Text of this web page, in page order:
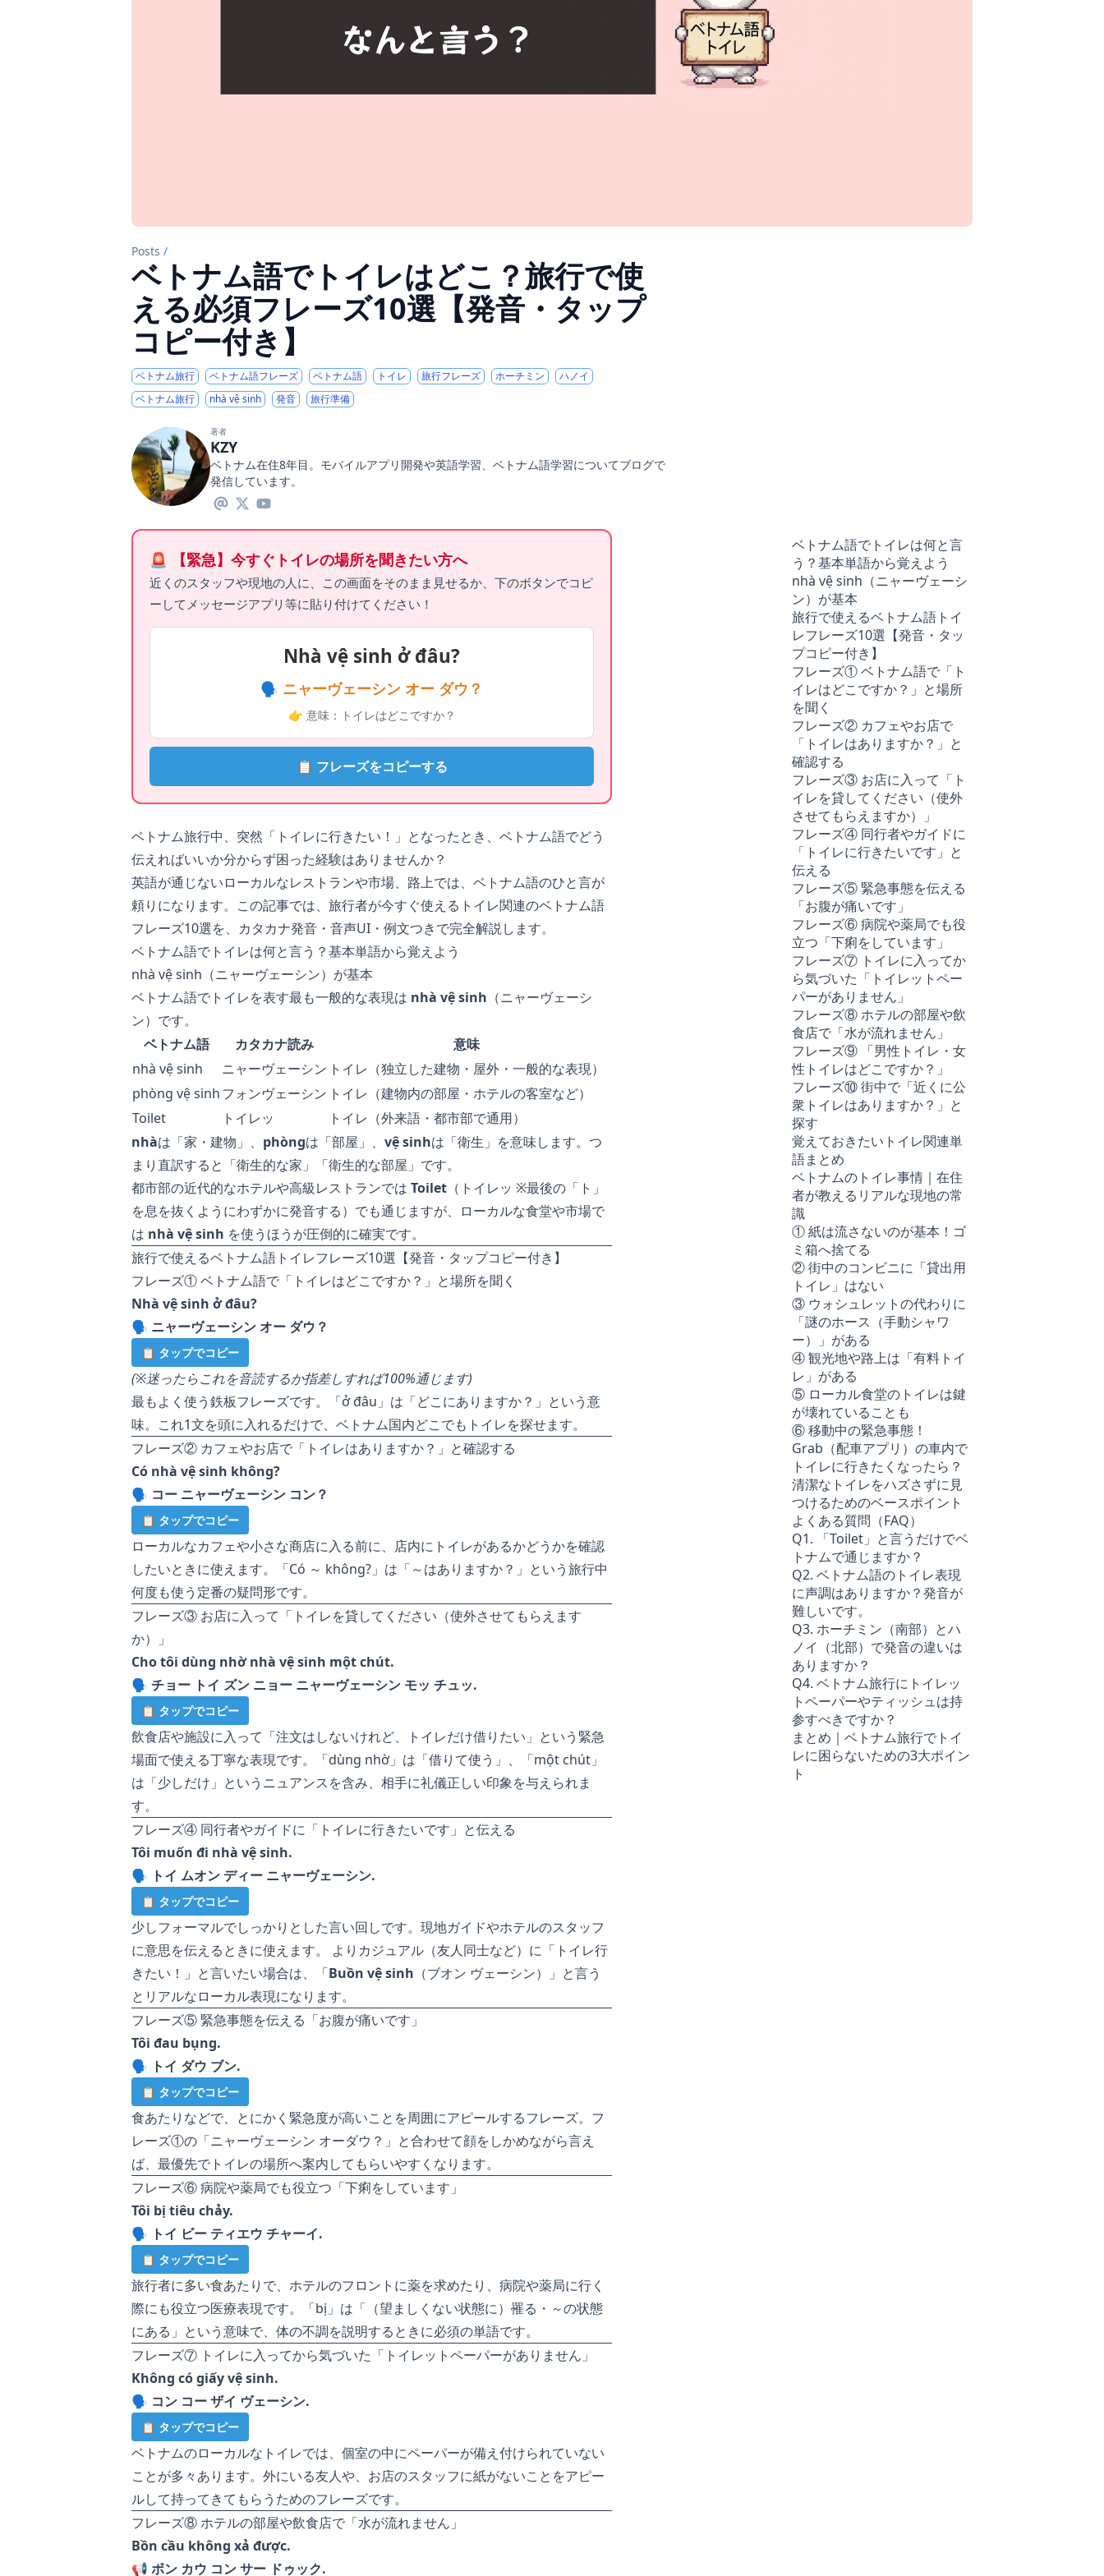
Posts /
ベトナム語でトイレはどこ？旅行で使
える必須フレーズ10選【発音・タップ
コピー付き】
ベトナム旅行 ベトナム語フレーズ ベトナム語 トイレ 旅行フレーズ ホーチミン
ハノイ
ベトナム旅行
nhà vệ sinh 発音 旅行準備
著者
KZY
ベトナム在住8年目。モバイルアプリ開発や英語学習、ベトナム語学習についてブログで
発信しています。
ベトナム語でトイレは何と言
う？基本単語から覚えよう
nhà vệ sinh（ニャーヴェーシ
ン）が基本
旅行で使えるベトナム語トイ
レフレーズ10選【発音・タッ
プコピー付き】
フレーズ① ベトナム語で「ト
イレはどこですか？」と場所
を聞く
フレーズ② カフェやお店で
「トイレはありますか？」と
確認する
フレーズ③ お店に入って「ト
イレを貸してください（使外
させてもらえますか）」
フレーズ④ 同行者やガイドに
「トイレに行きたいです」と
伝える
フレーズ⑤ 緊急事態を伝える
「お腹が痛いです」
フレーズ⑥ 病院や薬局でも役
立つ「下痢をしています」
フレーズ⑦ トイレに入ってか
ら気づいた「トイレットペー
パーがありません」
フレーズ⑧ ホテルの部屋や飲
食店で「水が流れません」
フレーズ⑨ 「男性トイレ・女
性トイレはどこですか？」
フレーズ⑩ 街中で「近くに公
衆トイレはありますか？」と
探す
覚えておきたいトイレ関連単
語まとめ
ベトナムのトイレ事情｜在住
者が教えるリアルな現地の常
識
① 紙は流さないのが基本！ゴ
ミ箱へ捨てる
② 街中のコンビニに「貸出用
トイレ」はない
③ ウォシュレットの代わりに
「謎のホース（手動シャワ
ー）」がある
④ 観光地や路上は「有料トイ
レ」がある
⑤ ローカル食堂のトイレは鍵
が壊れていることも
⑥ 移動中の緊急事態！
Grab（配車アプリ）の車内で
トイレに行きたくなったら？
清潔なトイレをハズさずに見
つけるためのベースポイント
よくある質問（FAQ）
Q1. 「Toilet」と言うだけでベ
トナムで通じますか？
Q2. ベトナム語のトイレ表現
に声調はありますか？発音が
難しいです。
Q3. ホーチミン（南部）とハ
ノイ（北部）で発音の違いは
ありますか？
Q4. ベトナム旅行にトイレッ
トペーパーやティッシュは持
参すべきですか？
まとめ｜ベトナム旅行でトイ
レに困らないための3大ポイン
ト
🚨 【緊急】今すぐトイレの場所を聞きたい方へ
近くのスタッフや現地の人に、この画面をそのまま見せるか、下のボタンでコピ
ーしてメッセージアプリ等に貼り付けてください！
Nhà vệ sinh ở đâu?
🗣️ ニャーヴェーシン オー ダウ？
👉 意味：トイレはどこですか？
📋 フレーズをコピーする
ベトナム旅行中、突然「トイレに行きたい！」となったとき、ベトナム語でどう
伝えればいいか分からず困った経験はありませんか？
英語が通じないローカルなレストランや市場、路上では、ベトナム語のひと言が
頼りになります。この記事では、旅行者が今すぐ使えるトイレ関連のベトナム語
フレーズ10選を、カタカナ発音・音声UI・例文つきで完全解説します。
ベトナム語でトイレは何と言う？基本単語から覚えよう
nhà vệ sinh（ニャーヴェーシン）が基本
ベトナム語でトイレを表す最も一般的な表現は nhà vệ sinh （ニャーヴェーシ
ン）です。
ベトナム語
カタカナ読み
意味
nhà vệ sinh
ニャーヴェーシン トイレ（独立した建物・屋外・一般的な表現）
phòng vệ sinhフォンヴェーシン トイレ（建物内の部屋・ホテルの客室など）
Toilet
トイレッ
トイレ（外来語・都市部で通用）
nhàは「家・建物」、 phòngは「部屋」、 vệ sinhは「衛生」を意味します。つ
まり直訳すると「衛生的な家」「衛生的な部屋」です。
都市部の近代的なホテルや高級レストランでは Toilet （トイレッ ※最後の「ト」
を息を抜くようにわずかに発音する）でも通じますが、ローカルな食堂や市場で
は nhà vệ sinh を使うほうが圧倒的に確実です。
旅行で使えるベトナム語トイレフレーズ10選【発音・タップコピー付き】
フレーズ① ベトナム語で「トイレはどこですか？」と場所を聞く
Nhà vệ sinh ở đâu?
🗣️ ニャーヴェーシン オー ダウ？
📋 タップでコピー
(※迷ったらこれを音読するか指差しすれば100%通じます)
最もよく使う鉄板フレーズです。「ở đâu」は「どこにありますか？」という意
味。これ1文を頭に入れるだけで、ベトナム国内どこでもトイレを探せます。
フレーズ② カフェやお店で「トイレはありますか？」と確認する
Có nhà vệ sinh không?
🗣️ コー ニャーヴェーシン コン？
📋 タップでコピー
ローカルなカフェや小さな商店に入る前に、店内にトイレがあるかどうかを確認
したいときに使えます。「Có ～ không?」は「～はありますか？」という旅行中
何度も使う定番の疑問形です。
フレーズ③ お店に入って「トイレを貸してください（使外させてもらえます
か）」
Cho tôi dùng nhờ nhà vệ sinh một chút.
🗣️ チョー トイ ズン ニョー ニャーヴェーシン モッ チュッ.
📋 タップでコピー
飲食店や施設に入って「注文はしないけれど、トイレだけ借りたい」という緊急
場面で使える丁寧な表現です。「dùng nhờ」は「借りて使う」、「một chút」
は「少しだけ」というニュアンスを含み、相手に礼儀正しい印象を与えられま
す。
フレーズ④ 同行者やガイドに「トイレに行きたいです」と伝える
Tôi muốn đi nhà vệ sinh.
🗣️ トイ ムオン ディー ニャーヴェーシン.
📋 タップでコピー
少しフォーマルでしっかりとした言い回しです。現地ガイドやホテルのスタッフ
に意思を伝えるときに使えます。 よりカジュアル（友人同士など）に「トイレ行
きたい！」と言いたい場合は、「Buồn vệ sinh （ブオン ヴェーシン）」と言う
とリアルなローカル表現になります。
フレーズ⑤ 緊急事態を伝える「お腹が痛いです」
Tôi đau bụng.
🗣️ トイ ダウ ブン.
📋 タップでコピー
食あたりなどで、とにかく緊急度が高いことを周囲にアピールするフレーズ。フ
レーズ①の「ニャーヴェーシン オーダウ？」と合わせて顔をしかめながら言え
ば、最優先でトイレの場所へ案内してもらいやすくなります。
フレーズ⑥ 病院や薬局でも役立つ「下痢をしています」
Tôi bị tiêu chảy.
🗣️ トイ ビー ティエウ チャーイ.
📋 タップでコピー
旅行者に多い食あたりで、ホテルのフロントに薬を求めたり、病院や薬局に行く
際にも役立つ医療表現です。「bị」は「（望ましくない状態に）罹る・～の状態
にある」という意味で、体の不調を説明するときに必須の単語です。
フレーズ⑦ トイレに入ってから気づいた「トイレットペーパーがありません」
Không có giấy vệ sinh.
🗣️ コン コー ザイ ヴェーシン.
📋 タップでコピー
ベトナムのローカルなトイレでは、個室の中にペーパーが備え付けられていない
ことが多々あります。外にいる友人や、お店のスタッフに紙がないことをアピー
ルして持ってきてもらうためのフレーズです。
フレーズ⑧ ホテルの部屋や飲食店で「水が流れません」
Bồn cầu không xả được.
📢 ボン カウ コン サー ドゥック.